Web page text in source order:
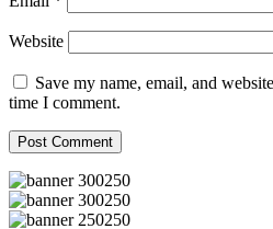
Website
Save my name, email, and
time I comment.